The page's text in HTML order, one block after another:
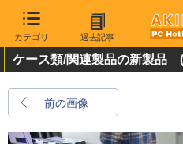
カテゴリ 過去記事
ケース類/関連製品の新製品
前の画像